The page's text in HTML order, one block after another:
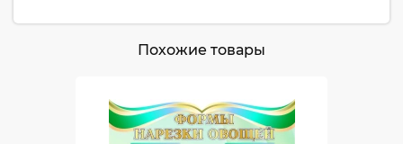
Похожие товары